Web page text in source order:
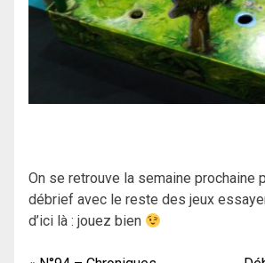
On se retrouve la semaine prochaine
débrief avec le reste des jeux
d’ici là : jouez bien